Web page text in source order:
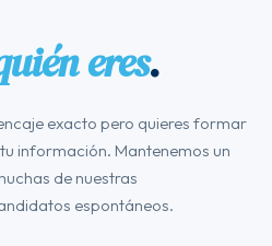
eres.
exacto pero quieres formar
información. Mantenemos un
de nuestras
espontáneos.